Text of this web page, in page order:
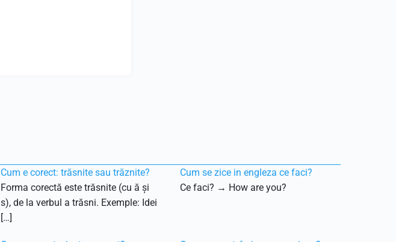
Cum e corect: trăsnite sau trăznite?
Forma corectă este trăsnite (cu ă și
s), de la verbul a trăsni. Exemple: Idei
[…]
Cum se zice in engleza ce faci?
Ce faci? → How are you?